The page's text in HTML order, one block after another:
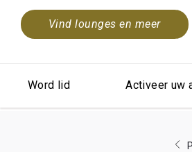
Vind lounges en meer
Word lid Activeer uw